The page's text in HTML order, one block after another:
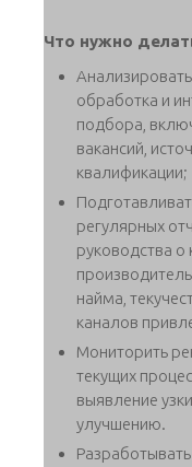
Что нужно
обработка и
подбора,
вакансий,
квалификации;
регулярных
руководства о
найма,
каналов
Мониторить
текущих
выявление
улучшению.